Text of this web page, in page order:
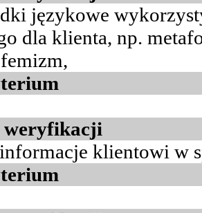
językowe
dla klienta, np.
klientowi w